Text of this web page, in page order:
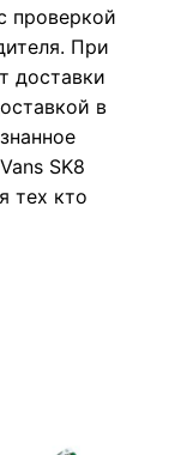
проверкой
При
доставки
в
SK8
тех кто